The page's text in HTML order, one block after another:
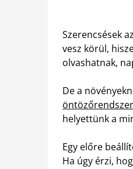
Szerencsések
vesz körül,
olvashatnak,
De a
helyettünk a
Egy előre
Ha úgy érzi,